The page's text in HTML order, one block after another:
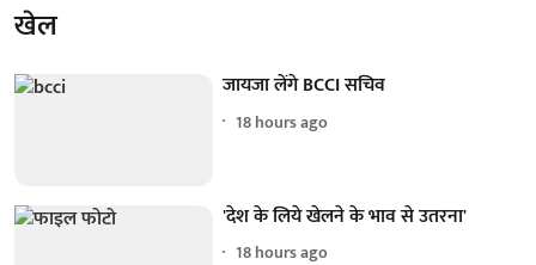
खेल
जायजा लेंगे BCCI सचिव
18 hours ago
'देश के लिये खेलने के भाव से उतरना'
18 hours ago